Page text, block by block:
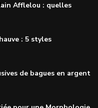
Afflelou : quelles
: 5 styles
de bagues en argent